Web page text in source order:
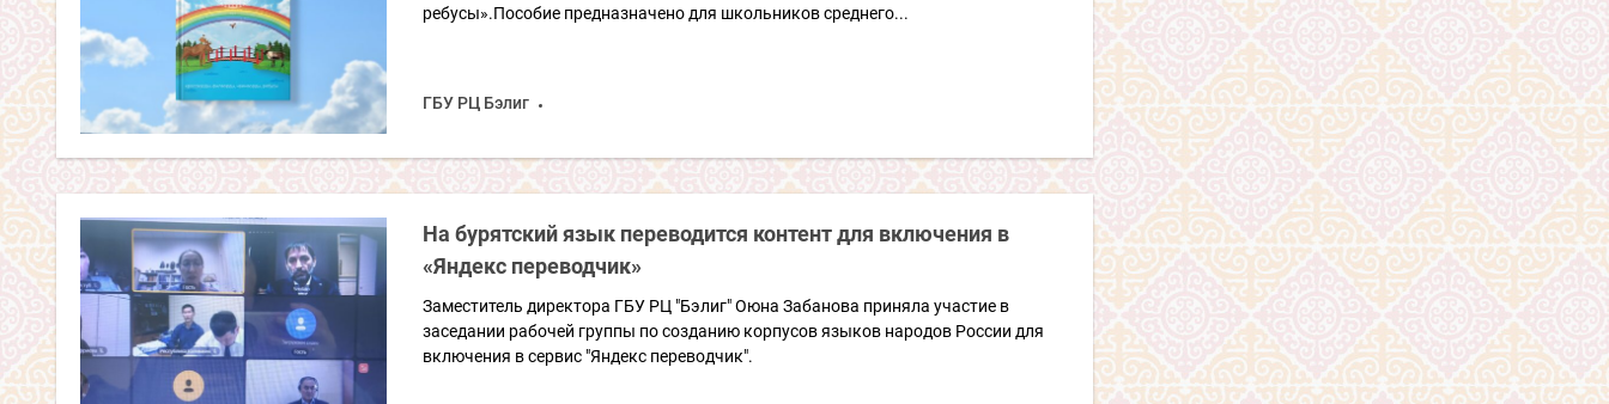
ребусы».Пособие предназначено для школьников среднего...
ГБУ РЦ Бэлиг
На бурятский язык переводится контент для включения в
«Яндекс переводчик»
Заместитель директора ГБУ РЦ "Бэлиг" Оюна Забанова приняла участие в
заседании рабочей группы по созданию корпусов языков народов России для
включения в сервис "Яндекс переводчик".